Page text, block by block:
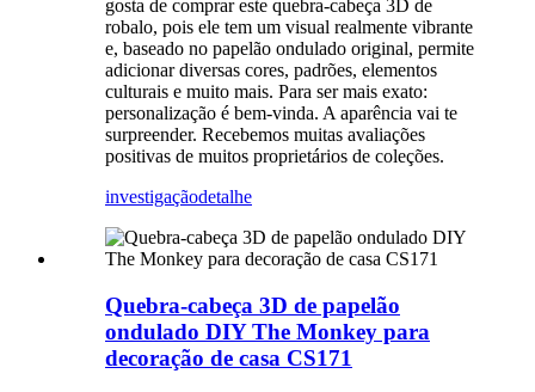
gosta de comprar este quebra-cabeça 3D de
robalo, pois ele tem um visual realmente vibrante
e, baseado no papelão ondulado original, permite
adicionar diversas cores, padrões, elementos
culturais e muito mais. Para ser mais exato:
personalização é bem-vinda. A aparência vai te
surpreender. Recebemos muitas avaliações
positivas de muitos proprietários de coleções.
investigaçãodetalhe
Quebra-cabeça 3D de papelão
ondulado DIY The Monkey para
decoração de casa CS171